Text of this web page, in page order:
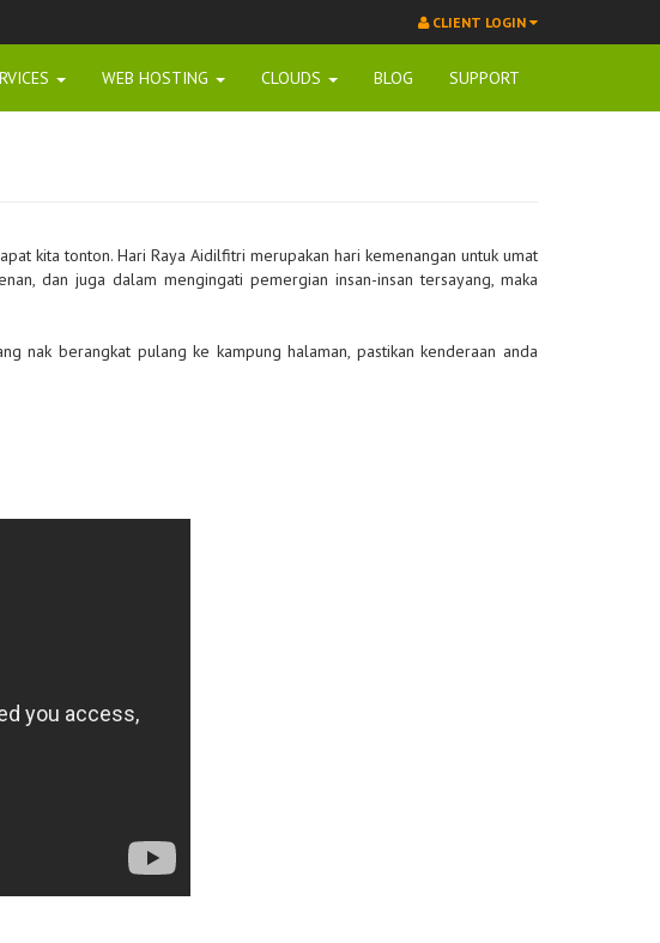
CLIENT LOGIN
WEB HOSTING CLOUDS BLOG SUPPORT
kita tonton. Hari Raya Aidilfitri merupakan hari kemenangan untuk umat
dan juga dalam mengingati pemergian insan-insan tersayang, maka
nak berangkat pulang ke kampung halaman, pastikan kenderaan anda